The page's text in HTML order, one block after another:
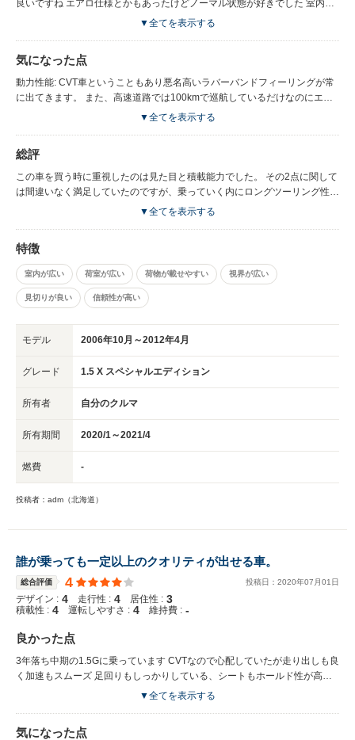
良いですね エアロ仕様とかもあったけどノーマル状態が好きでした 室内空
間: 男四人が乗ってさらに旅行道具を乗せてもまだ余裕の室内空間はこの車
▼全てを表示する
気になった点
動力性能: CVT車ということもあり悪名高いラバーバンドフィーリングが常
に出てきます。 また、高速道路では100kmで巡航しているだけなのにエン
ジンからもう無理！とでも言いたげな音が… 車体自体の直進安定性は高い
が効きすぎておりゴムが何重にも巻き付けられた軸を回しているような感覚
になり路面状況が全く分かりませんでした。 遠くへ行くための車としてこ
れらの性能は全く満足できるものではありませんでした。 燃費: 燃費のため
では10kmちょっとしか出ないのが非常に気になりました。
▼全てを表示する
総評
この車を買う時に重視したのは見た目と積載能力でした。 その2点に関して
は間違いなく満足していたのですが、乗っていく内にロングツーリング性能
が欲しいということに気が付きました。 北海道在住ということもあり日に
てしまい、結果的に手放す次第となりました。 社会人となり、初のマイカ
ーだったのですが結果としては1年弱で乗り換えとなり、あまり満足は行か
ない選択をしてしまったということになります。 しかし、友人3人を乗せて
行った旅行や、家族を乗せて行った食事などで活躍してくれたのもまた事実
です。 やはり基本的な走行性能が良ければ…と思ってしまう惜しい車でし
た。
▼全てを表示する
特徴
室内が広い 荷室が広い 荷物が載せやすい 視界が広い
見切りが良い 信頼性が高い
モデル 2006年10月～2012年4月
グレード 1.5 X スペシャルエディション
所有者 自分のクルマ
所有期間 2020/1～2021/4
燃費 -
投稿者：adm（北海道）
誰が乗っても一定以上のクオリティが出せる車。
総合評価 4 投稿日： 2020年07 月01 日
デザイン : 4 走行性 : 4 居住性 : 3
積載性 : 4 運転しやすさ : 4 維持費 : -
良かった点
3年落ち中期の1.5Gに乗っています CVTなので心配していたが走り出しも良
く加速もスムーズ 足回りもしっかりしている、シートもホールド性が高く
疲れにくい。 田舎の山住みなので燃費はあまり気にしていないが割と良
▼全てを表示する
気になった点